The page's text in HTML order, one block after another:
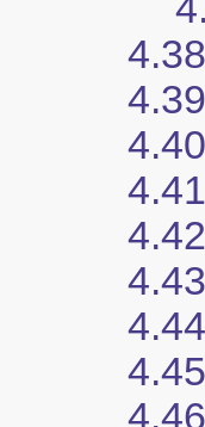
4.38
4.39
4.40
4.41
4.42
4.43
4.44
4.45
4.46